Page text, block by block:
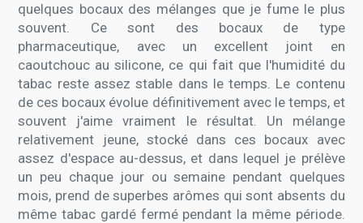
quelques bocaux des mélanges que je fume le plus
souvent. Ce sont des bocaux de type
pharmaceutique, avec un excellent joint en
caoutchouc au silicone, ce qui fait que l'humidité du
tabac reste assez stable dans le temps. Le contenu
de ces bocaux évolue définitivement avec le temps, et
souvent j'aime vraiment le résultat. Un mélange
relativement jeune, stocké dans ces bocaux avec
assez d'espace au-dessus, et dans lequel je prélève
un peu chaque jour ou semaine pendant quelques
mois, prend de superbes arômes qui sont absents du
même tabac gardé fermé pendant la même période.